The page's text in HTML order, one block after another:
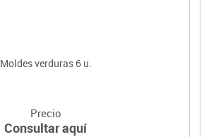
Moldes verduras 6 u.
Precio
Consultar aquí